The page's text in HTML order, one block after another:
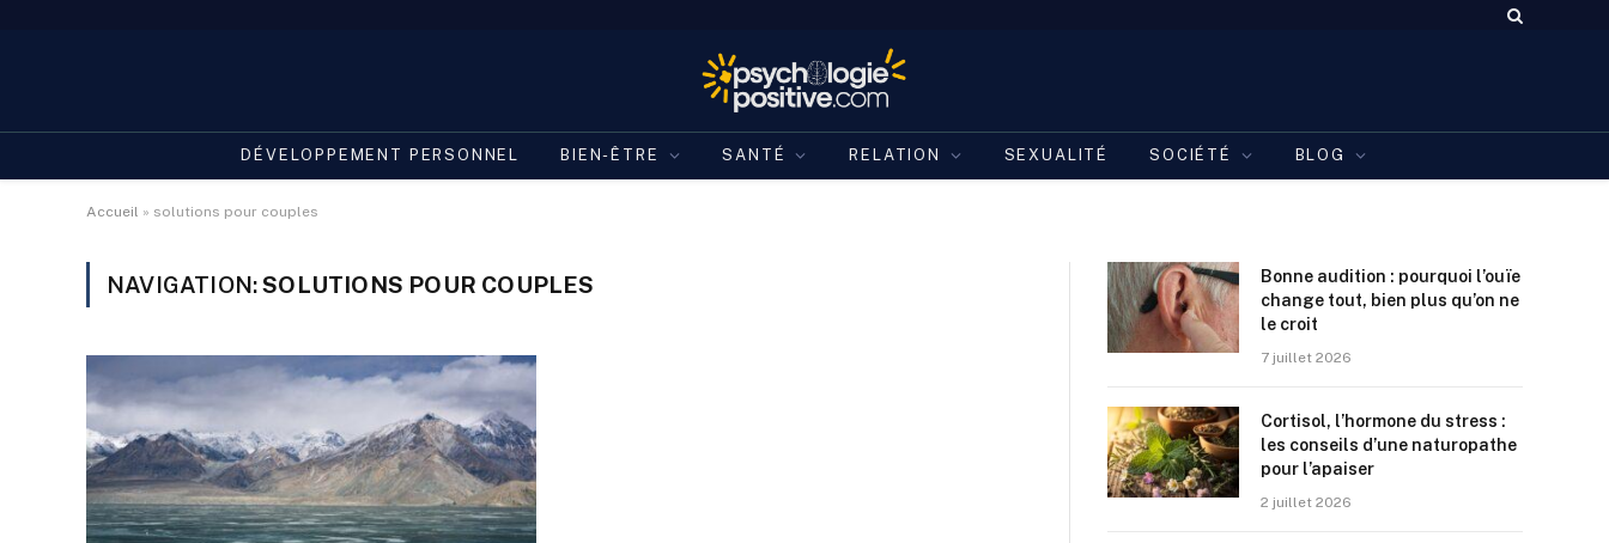
DÉVELOPPEMENT PERSONNEL BIEN-ÊTRE SANTÉ RELATION SEXUALITÉ SOCIÉTÉ BLOG
Accueil » solutions pour couples
NAVIGATION:SOLUTIONS POUR COUPLES
Bonne audition : pourquoi l’ouïe
change tout, bien plus qu’on ne
le croit
7 juillet 2026
Cortisol, l’hormone du stress :
les conseils d’une naturopathe
pour l’apaiser
2 juillet 2026